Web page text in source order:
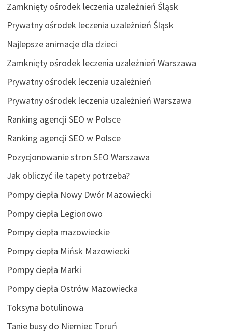
Zamknięty ośrodek leczenia uzależnień Śląsk
Prywatny ośrodek leczenia uzależnień Śląsk
Najlepsze animacje dla dzieci
Zamknięty ośrodek leczenia uzależnień Warszawa
Prywatny ośrodek leczenia uzależnień
Prywatny ośrodek leczenia uzależnień Warszawa
Ranking agencji SEO w Polsce
Ranking agencji SEO w Polsce
Pozycjonowanie stron SEO Warszawa
Jak obliczyć ile tapety potrzeba?
Pompy ciepła Nowy Dwór Mazowiecki
Pompy ciepła Legionowo
Pompy ciepła mazowieckie
Pompy ciepła Mińsk Mazowiecki
Pompy ciepła Marki
Pompy ciepła Ostrów Mazowiecka
Toksyna botulinowa
Tanie busy do Niemiec Toruń